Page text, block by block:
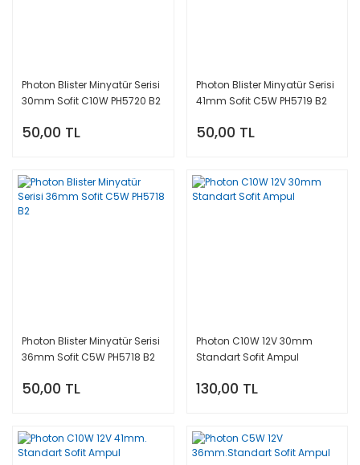
Photon Blister Minyatür Serisi
30mm Sofit C10W PH5720 B2
50,00 TL
Photon Blister Minyatür Serisi
41mm Sofit C5W PH5719 B2
50,00 TL
Photon Blister Minyatür Serisi
36mm Sofit C5W PH5718 B2
50,00 TL
Photon C10W 12V 30mm
Standart Sofit Ampul
130,00 TL